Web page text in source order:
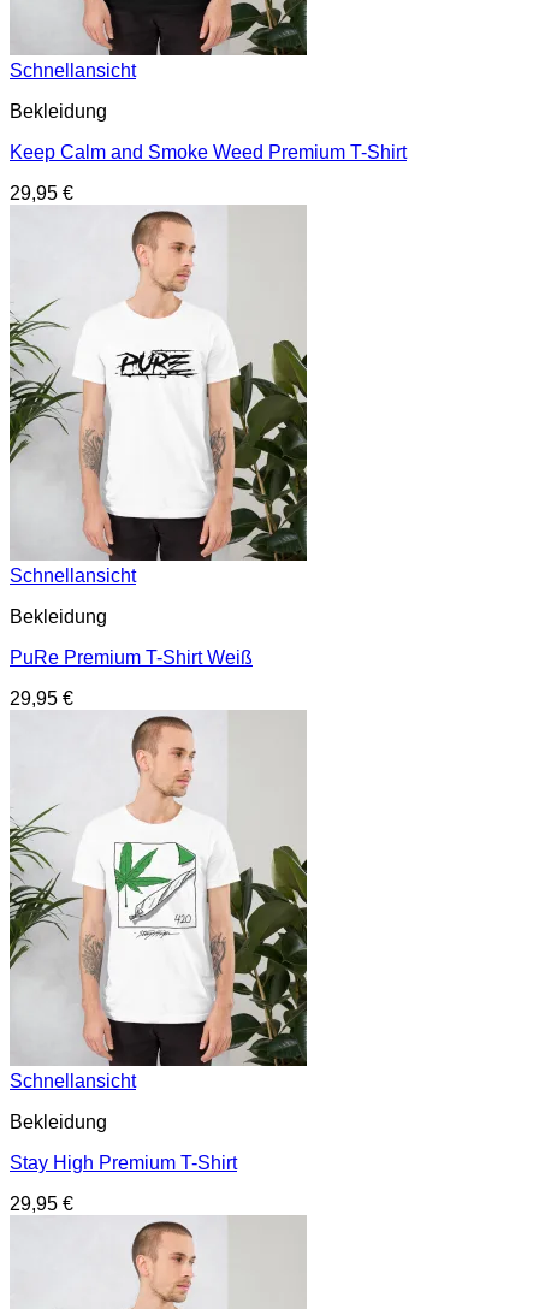
Schnellansicht
Bekleidung
Keep Calm and Smoke Weed Premium T-Shirt
29,95 €
Schnellansicht
Bekleidung
PuRe Premium T-Shirt Weiß
29,95 €
Schnellansicht
Bekleidung
Stay High Premium T-Shirt
29,95 €